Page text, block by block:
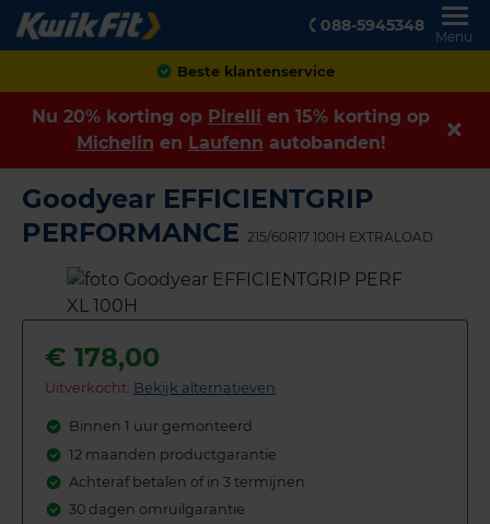
088-5945348
Menu
Achteraf betalen
Nu 20% korting op Pirelli en 15% korting op
Michelin en Laufenn autobanden!
Goodyear EFFICIENTGRIP
PERFORMANCE 215/60R17 100H EXTRALOAD
€ 178,00
Uitverkocht: Bekijk alternatieven
Binnen 1 uur gemonteerd
12 maanden productgarantie
Achteraf betalen of in 3 termijnen
30 dagen omruilgarantie